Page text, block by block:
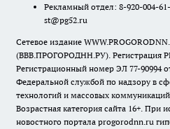
Рекламный отдел: 8-920-004-
st@pg52.ru
Сетевое издание
(ВВВ.ПРОГОРОДНН.РУ). Регистрация
Регистрационный номер ЭЛ 77-90994
Федеральной службой по надзору в
технологий и массовых
Возрастная категория сайта 16+. При
новостного портала progorodnn.ru